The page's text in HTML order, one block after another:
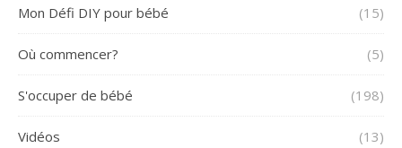
Mon Défi DIY pour bébé (15)
Où commencer? (5)
S'occuper de bébé (198)
Vidéos (13)